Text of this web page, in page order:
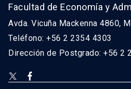
Facultad de Economía y
Avda. Vicuña Mackenna 4860,
Teléfono: +56 2 2354 4303
Dirección de Postgrado: +56 2